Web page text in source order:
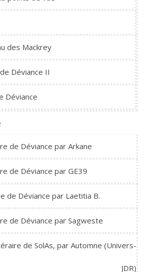
des Mackrey
Déviance II
Déviance
de Déviance par Arkane
de Déviance par GE39
de Déviance par Laetitia B.
de Déviance par Sagweste
de SolAs, par Automne (Univers-
JDR)